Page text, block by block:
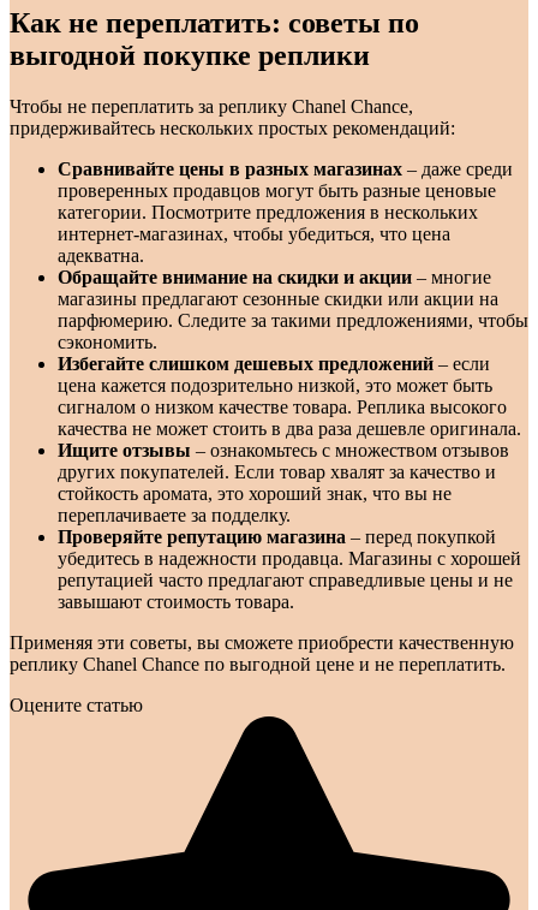
Как не переплатить: советы по
выгодной покупке реплики
Чтобы не переплатить за реплику Chanel Chance,
придерживайтесь нескольких простых рекомендаций:
Сравнивайте цены в разных магазинах – даже среди
проверенных продавцов могут быть разные ценовые
категории. Посмотрите предложения в нескольких
интернет-магазинах, чтобы убедиться, что цена
адекватна.
Обращайте внимание на скидки и акции – многие
магазины предлагают сезонные скидки или акции на
парфюмерию. Следите за такими предложениями, чтобы
сэкономить.
Избегайте слишком дешевых предложений – если
цена кажется подозрительно низкой, это может быть
сигналом о низком качестве товара. Реплика высокого
качества не может стоить в два раза дешевле оригинала.
Ищите отзывы – ознакомьтесь с множеством отзывов
других покупателей. Если товар хвалят за качество и
стойкость аромата, это хороший знак, что вы не
переплачиваете за подделку.
Проверяйте репутацию магазина – перед покупкой
убедитесь в надежности продавца. Магазины с хорошей
репутацией часто предлагают справедливые цены и не
завышают стоимость товара.
Применяя эти советы, вы сможете приобрести качественную
реплику Chanel Chance по выгодной цене и не переплатить.
Оцените статью